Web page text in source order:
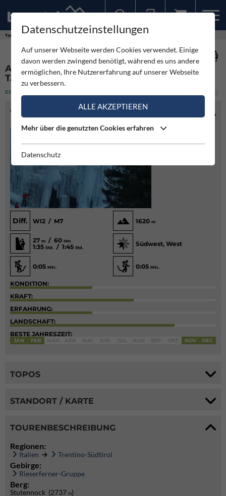
Touren Angerer Eisklettergarten - Reintal / Taufers
ANGERER EISKLETTERGARTEN - REINTAL /
TAUFERS
EISKLETTERN
TOURENINFO
Diff. WI2 / M7 1620 m
27 m / 60 Hm
1:35 Std. / 1:45 Std.
Südwest, West
0:05 Min. 0:05 Min.
KONDITION:
KRAFT:
ERFAHRUNG:
LANDSCHAFT:
BESTE JAHRESZEIT:
JAN FEB NOV DEC
TOPOS
STANDORT / KARTE
TOURENBESCHREIBUNG
Regionen:
Italien Trentino-Südtirol
Gebirge:
Rieserferner-Gruppe
Berg:
Stutennock (2737 m)
Datenschutzeinstellungen
Auf unserer Webseite werden Cookies verwendet. Einige
davon werden zwingend benötigt, während es uns andere
ermöglichen, Ihre Nutzererfahrung auf unserer Webseite
zu verbessern.
ALLE AKZEPTIEREN
Mehr über die genutzten Cookies erfahren
Datenschutz